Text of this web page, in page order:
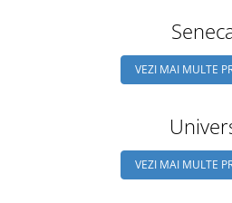
VEZI MAI MULTE
VEZI MAI MULTE